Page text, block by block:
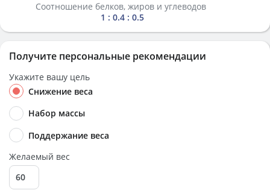
Соотношение белков, жиров и углеводов
1 : 0.4 : 0.5
Получите персональные рекомендации
Укажите вашу цель
Снижение веса
Набор массы
Поддержание веса
Желаемый вес